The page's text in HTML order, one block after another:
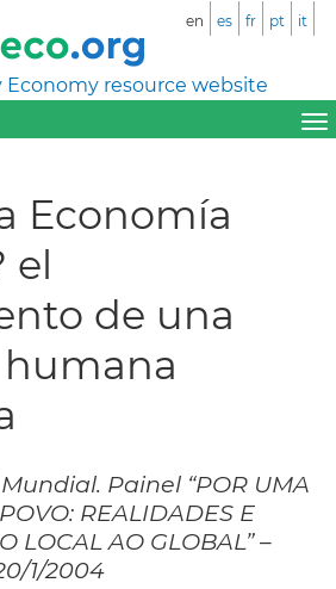
Economy resource website
en es fr pt it
Economía
el
de una
Painel “POR UMA
REALIDADES E
LOCAL AO GLOBAL” –
1/2004